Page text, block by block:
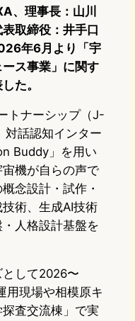
、理事長：山川
取締役：井手口
年6月より「宇
ス事業」に関す
た。
トナーシップ（J-
対話認知インター
Buddy」を用い
機が自らの声で
念設計・試作・
術、生成AI技術
人格設計基盤を
して2026〜
用現場や相模原キ
査交流棟」で実